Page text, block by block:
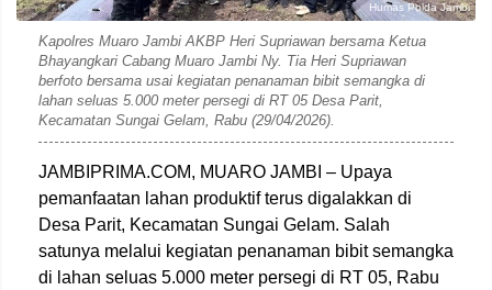
Humas Polda Jambi
Kapolres Muaro Jambi AKBP Heri Supriawan bersama Ketua
Bhayangkari Cabang Muaro Jambi Ny. Tia Heri Supriawan
berfoto bersama usai kegiatan penanaman bibit semangka di
lahan seluas 5.000 meter persegi di RT 05 Desa Parit,
Kecamatan Sungai Gelam, Rabu (29/04/2026).
JAMBIPRIMA.COM, MUARO JAMBI – Upaya
pemanfaatan lahan produktif terus digalakkan di
Desa Parit, Kecamatan Sungai Gelam. Salah
satunya melalui kegiatan penanaman bibit semangka
di lahan seluas 5.000 meter persegi di RT 05, Rabu